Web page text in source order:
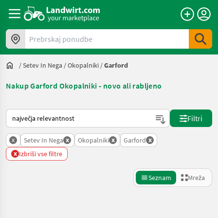
Prebrskaj ponudbe
/Setev In Nega /Okopalniki /Garford
Nakup Garford Okopalniki - novo ali rabljeno
Tako je razvrščeno na Landwirt.com
Filtri
x Setev In Nega x Okopalniki x Garford x
x Izbriši vse filtre
Seznam Mreža